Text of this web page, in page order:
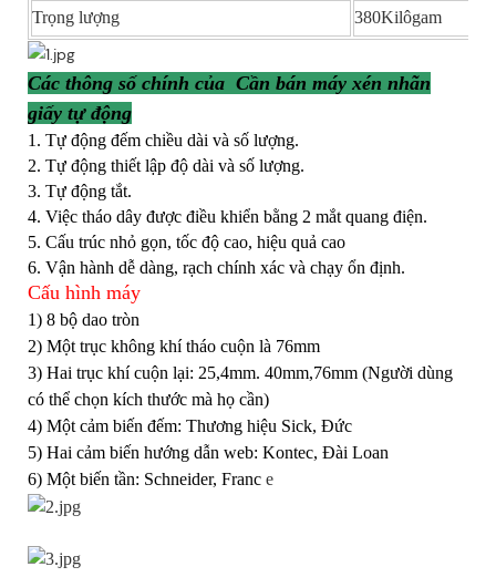
Trọng lượng 380Kilôgam
Các thông số chính của Cần bán máy xén nhãn
giấy tự động
1. Tự động đếm chiều dài và số lượng.
2. Tự động thiết lập độ dài và số lượng.
3. Tự động tắt.
4. Việc tháo dây được điều khiển bằng 2 mắt quang điện.
5. Cấu trúc nhỏ gọn, tốc độ cao, hiệu quả cao
6. Vận hành dễ dàng, rạch chính xác và chạy ổn định.
Cấu hình máy
1) 8 bộ dao tròn
2) Một trục không khí tháo cuộn là 76mm
3) Hai trục khí cuộn lại: 25,4mm. 40mm,76mm (Người dùng
có thể chọn kích thước mà họ cần)
4) Một cảm biến đếm: Thương hiệu Sick, Đức
5) Hai cảm biến hướng dẫn web: Kontec, Đài Loan
6) Một biến tần: Schneider, Franc e